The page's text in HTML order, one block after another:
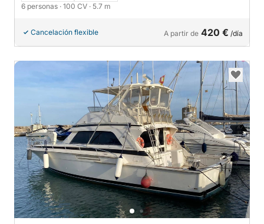
6 personas · 100 CV · 5.7 m
Cancelación flexible A partir de 420 € /día